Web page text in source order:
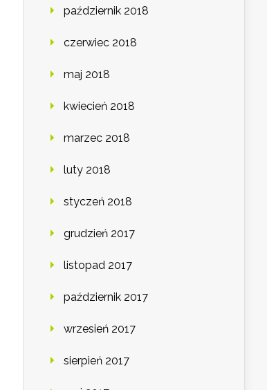
październik 2018
czerwiec 2018
maj 2018
kwiecień 2018
marzec 2018
luty 2018
styczeń 2018
grudzień 2017
listopad 2017
październik 2017
wrzesień 2017
sierpień 2017